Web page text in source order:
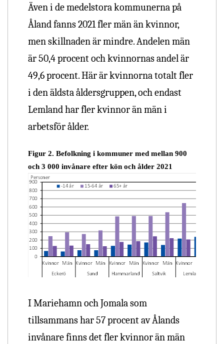
Även i de medelstora kommunerna på
Åland fanns 2021 fler män än kvinnor,
men skillnaden är mindre. Andelen män
är 50,4 procent och kvinnornas andel är
49,6 procent. Här är kvinnorna totalt fler
i den äldsta åldersgruppen, och endast
Lemland har fler kvinnor än män i
arbetsför ålder.
Figur 2. Befolkning i kommuner med mellan 900
och 3 000 invånare efter kön och ålder 2021
I Mariehamn och Jomala som
tillsammans har 57 procent av Ålands
invånare finns det fler kvinnor än män